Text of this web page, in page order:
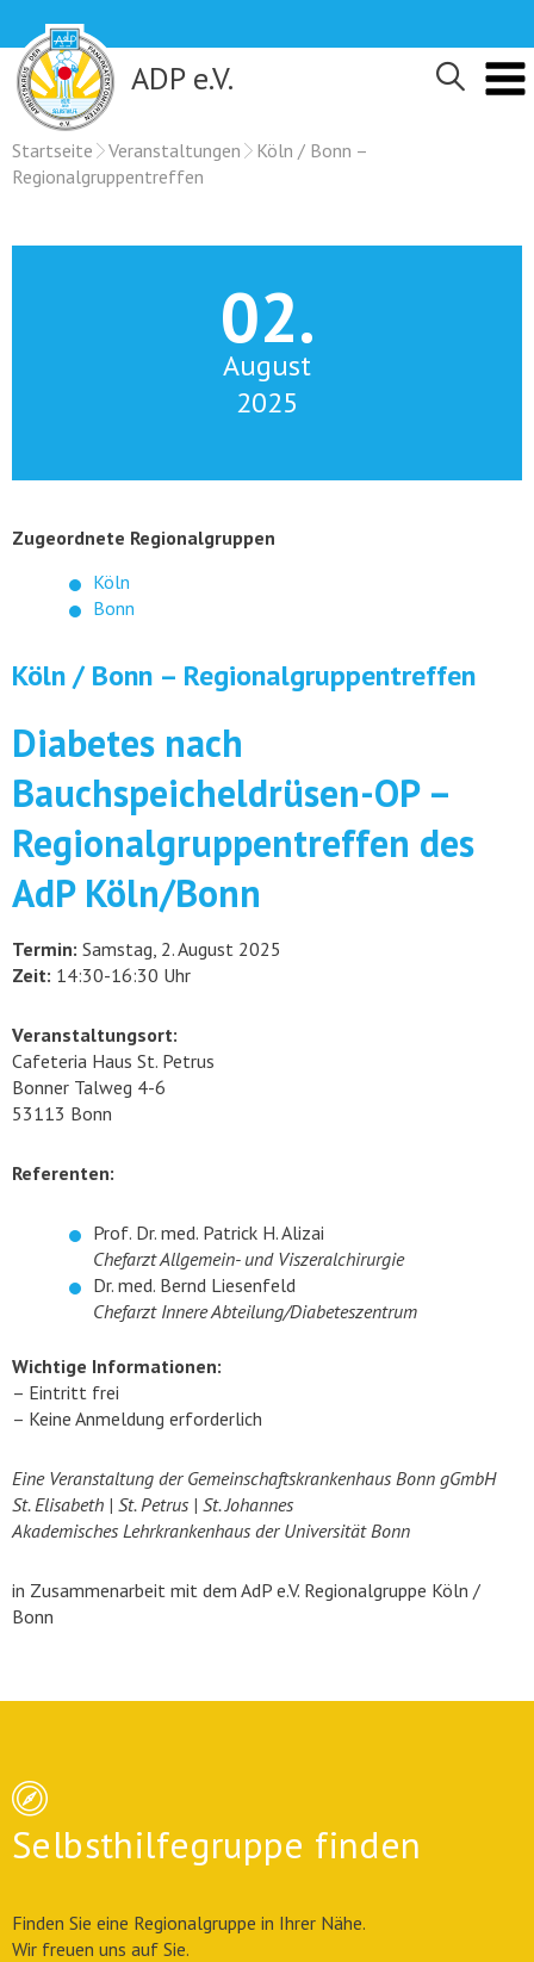
content
ADP e.V.
Startseite Veranstaltungen
Köln / Bonn –
Regionalgruppentreffen
02.
August
2025
Zugeordnete Regionalgruppen
Köln
Bonn
Köln / Bonn – Regionalgruppentreffen
Diabetes nach
Bauchspeicheldrüsen-OP –
Regionalgruppentreffen des
AdP Köln/Bonn
Termin: Samstag, 2. August 2025
Zeit: 14:30-16:30 Uhr
Veranstaltungsort:
Cafeteria Haus St. Petrus
Bonner Talweg 4-6
53113 Bonn
Referenten:
Prof. Dr. med. Patrick H. Alizai
Chefarzt Allgemein- und Viszeralchirurgie
Dr. med. Bernd Liesenfeld
Chefarzt Innere Abteilung/Diabeteszentrum
Wichtige Informationen:
– Eintritt frei
– Keine Anmeldung erforderlich
Eine Veranstaltung der Gemeinschaftskrankenhaus Bonn gGmbH
St. Elisabeth | St. Petrus | St. Johannes
Akademisches Lehrkrankenhaus der Universität Bonn
in Zusammenarbeit mit dem AdP e.V. Regionalgruppe Köln /
Bonn
Selbsthilfegruppe finden
Finden Sie eine Regionalgruppe in Ihrer Nähe.
Wir freuen uns auf Sie.